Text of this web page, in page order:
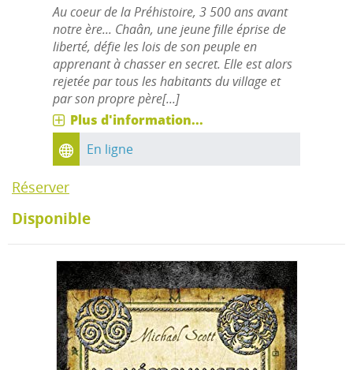
Au coeur de la Préhistoire, 3 500 ans avant
notre ère... Chaân, une jeune fille éprise de
liberté, défie les lois de son peuple en
apprenant à chasser en secret. Elle est alors
rejetée par tous les habitants du village et
par son propre père[...]
Plus d'information...
En ligne
Réserver
Disponible